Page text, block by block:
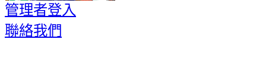
管理者登入
聯絡我們